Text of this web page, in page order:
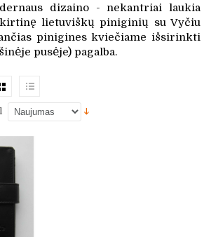
dizaino - nekantriai laukia
lietuviškų piniginių su Vyčiu
pinigines kviečiame išsirinkti
pusėje) pagalba.